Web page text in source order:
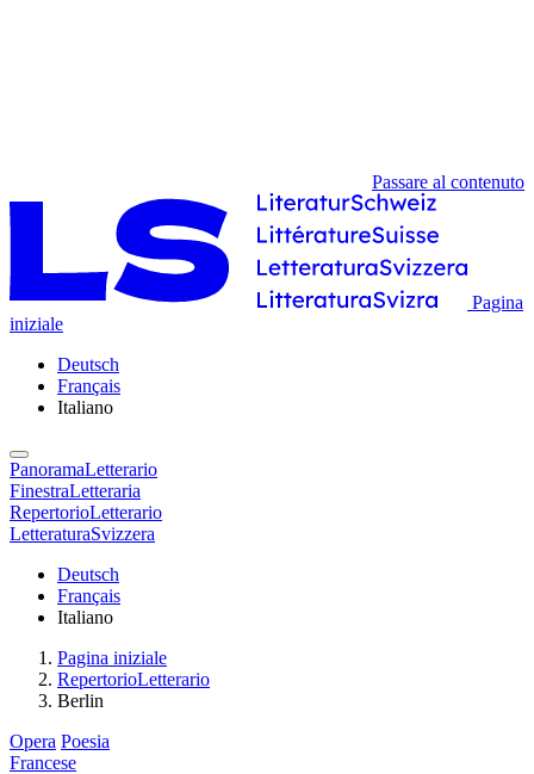
Passare al contenuto
Pagina
iniziale
Deutsch
Français
Italiano
PanoramaLetterario
FinestraLetteraria
RepertorioLetterario
LetteraturaSvizzera
Deutsch
Français
Italiano
Pagina iniziale
RepertorioLetterario
Berlin
Opera Poesia
Francese